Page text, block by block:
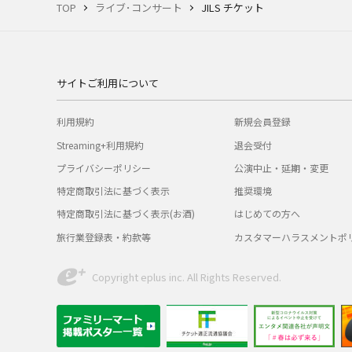
TOP ライブ･コンサート JILS チケット
サイトご利用について
利用規約
Streaming+利用規約
プライバシーポリシー
特定商取引法に基づく表示
特定商取引法に基づく表示(お酒)
旅行業登録表・約款等
新規会員登録
退会受付
公演中止・延期・変更
推奨環境
はじめての方へ
カスタマーハラスメントポ
Copyright eplus inc. All Rights Reserved.